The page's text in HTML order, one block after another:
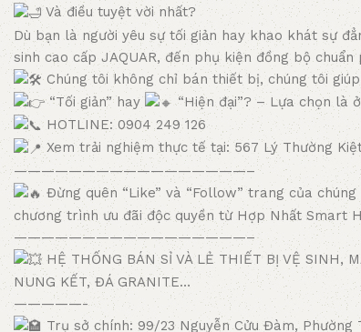
Và điều tuyệt vời nhất?
Dù bạn là người yêu sự tối giản hay khao khát sự
sinh cao cấp JAQUAR, đến phụ kiện đồng bộ chuẩn
Chúng tôi không chỉ bán thiết bị, chúng tôi
“Tối giản” hay
“Hiện đại”? – Lựa chọn là
HOTLINE: 0904 249 126
Xem trải nghiệm thực tế tại: 567 Lý Thường
—————————————————–
Đừng quên “Like” và “Follow” trang của
chương trình ưu đãi độc quyền từ Hợp Nhất Smart
—————————————————–
HỆ THỐNG BÁN SỈ VÀ LẺ THIẾT BỊ VỆ SINH,
NUNG KẾT, ĐÁ GRANITE…
—————-
Trụ sở chính: 99/23 Nguyễn Cửu Đàm, Phường